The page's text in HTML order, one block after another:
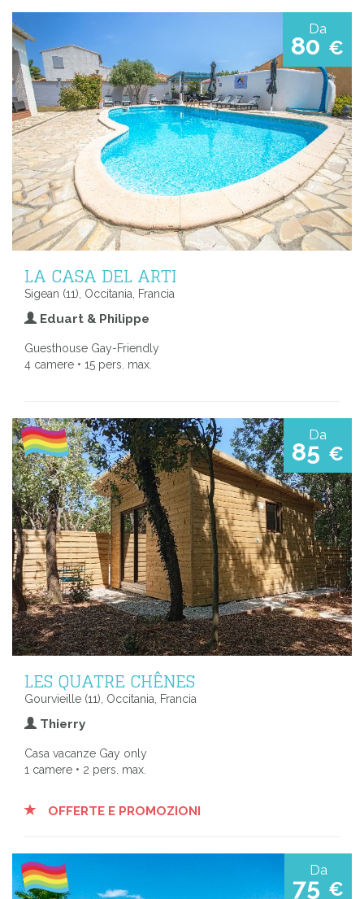
Da
80 €
LA CASA DEL ARTI
Sigean (11), Occitania, Francia
Eduart & Philippe
Guesthouse Gay-Friendly
4 camere • 15 pers. max.
Da
85 €
LES QUATRE CHÊNES
Gourvieille (11), Occitania, Francia
Thierry
Casa vacanze Gay only
1 camere • 2 pers. max.
OFFERTE E PROMOZIONI
Da
75 €